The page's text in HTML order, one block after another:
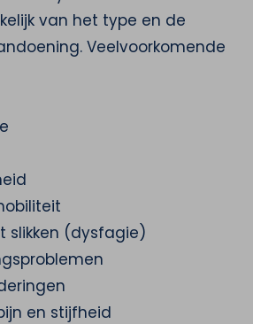
van het type en de
Veelvoorkomende
slikken (dysfagie)
en stijfheid